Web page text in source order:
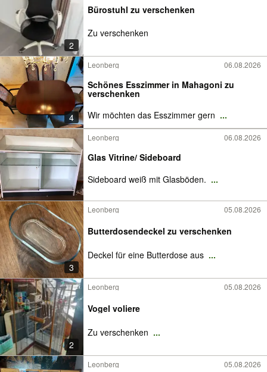
2
Bürostuhl zu verschenken
Zu verschenken
4
Leonberg 06.08.2026
Schönes Esszimmer in Mahagoni zu
verschenken
Wir möchten das Esszimmer gern ...
Leonberg 06.08.2026
Glas Vitrine/ Sideboard
Sideboard weiß mit Glasböden. ...
3
Leonberg 05.08.2026
Butterdosendeckel zu verschenken
Deckel für eine Butterdose aus ...
2
Leonberg 05.08.2026
Vogel voliere
Zu verschenken ...
Leonberg 05.08.2026